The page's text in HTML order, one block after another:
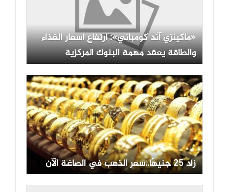
«ماكينزي آند كومباني»: ارتفاع أسعار الغذاء
والطاقة يعقد مهمة البنوك المركزية
زاد 25 جنيهًا..سعر الذهب في الصاغة الآن